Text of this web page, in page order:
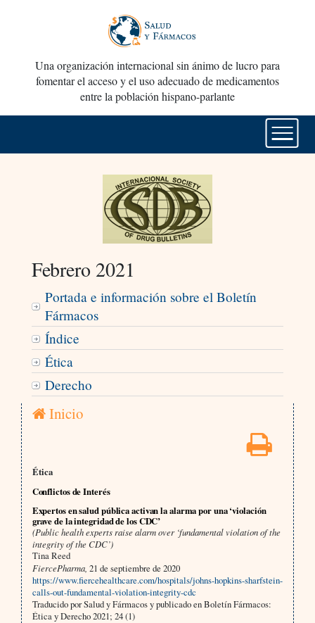
Una organización internacional sin ánimo de lucro para
fomentar el acceso y el uso adecuado de medicamentos
entre la población hispano-parlante
Febrero 2021
Portada e información sobre el Boletín
Fármacos
Índice
Ética
Derecho
Inicio
Ética
Conflictos de Interés
Expertos en salud pública activan la alarma por una ‘violación
grave de la integridad de los CDC’
(Public health experts raise alarm over ‘fundamental violation of the
integrity of the CDC’)
Tina Reed
FiercePharma, 21 de septiembre de 2020
https://www.fiercehealthcare.com/hospitals/johns-hopkins-sharfstein-
calls-out-fundamental-violation-integrity-cdc
Traducido por Salud y Fármacos y publicado en Boletín Fármacos:
Ética y Derecho 2021; 24 (1)